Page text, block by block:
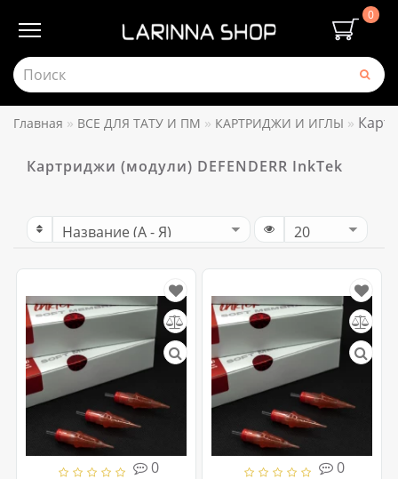
0
Главная ВСЕ ДЛЯ ТАТУ И ПМ КАРТРИДЖИ И ИГЛЫ
Картриджи (модули) DEFENDERR InkTek
0
0